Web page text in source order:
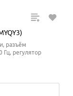
разъём
Гц, регулятор